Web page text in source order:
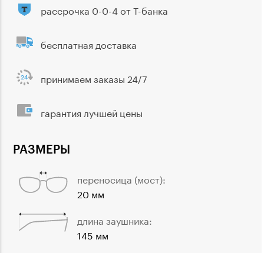
РАЗМЕРЫ
переносица (мост):
20 мм
длина заушника:
145 мм
рассрочка 0-0-4 от Т-банка
бесплатная доставка
принимаем заказы 24/7
гарантия лучшей цены